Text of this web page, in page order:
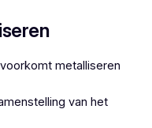
metalliseren
van het